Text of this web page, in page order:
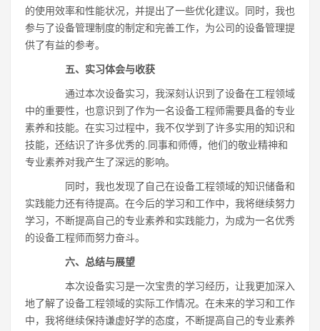
的使用效率和性能状况，并提出了一些优化建议。同时，我也
参与了设备管理制度的制定和完善工作，为公司的设备管理提
供了有益的参考。
五、实习体会与收获
通过本次设备实习，我深刻认识到了设备在工程领域
中的重要性，也意识到了作为一名设备工程师需要具备的专业
素养和技能。在实习过程中，我不仅学到了许多实用的知识和
技能，还结识了许多优秀的.同事和师傅，他们的敬业精神和
专业素养对我产生了深远的影响。
同时，我也发现了自己在设备工程领域的知识储备和
实践能力还有待提高。在今后的学习和工作中，我将继续努力
学习，不断提高自己的专业素养和实践能力，为成为一名优秀
的设备工程师而努力奋斗。
六、总结与展望
本次设备实习是一次宝贵的学习经历，让我更加深入
地了解了设备工程领域的实际工作情况。在未来的学习和工作
中，我将继续保持谦虚好学的态度，不断提高自己的专业素养